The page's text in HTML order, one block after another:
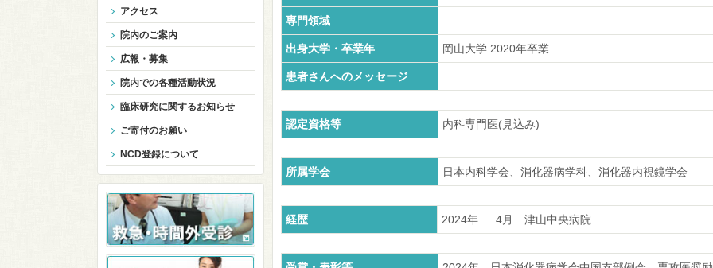
専門領域
出身大学・卒業年 岡山大学 2020年卒業
患者さんへのメッセージ
認定資格等 内科専門医(見込み)
所属学会 日本内科学会、消化器病学科、消化器内視鏡学会
経歴 2024年 4月 津山中央病院
アクセス
院内のご案内
広報・募集
院内での各種活動状況
臨床研究に関するお知らせ
ご寄付のお願い
NCD登録について